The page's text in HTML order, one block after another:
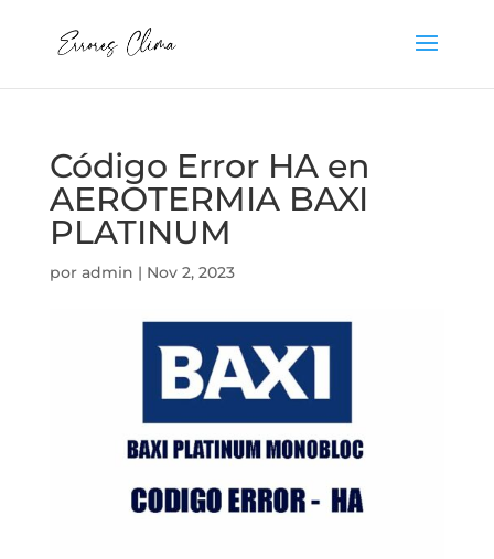
Código Error HA en
AEROTERMIA BAXI
PLATINUM
por admin | Nov 2, 2023